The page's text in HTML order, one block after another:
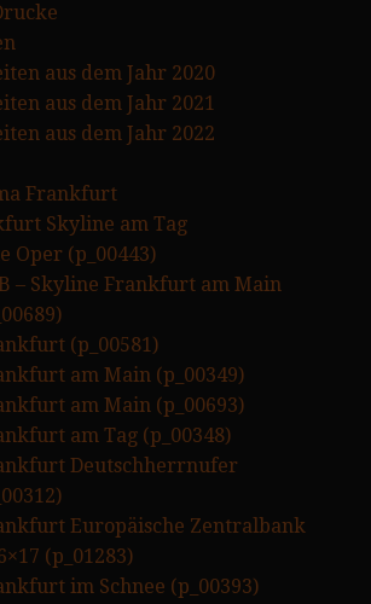
aus dem Jahr 2020
aus dem Jahr 2021
aus dem Jahr 2022
Frankfurt
Skyline am Tag
Oper (p_00443)
– Skyline Frankfurt am Main
(p_00581)
am Main (p_00349)
am Main (p_00693)
am Tag (p_00348)
Deutschherrnufer
Europäische Zentralbank
(p_01283)
im Schnee (p_00393)